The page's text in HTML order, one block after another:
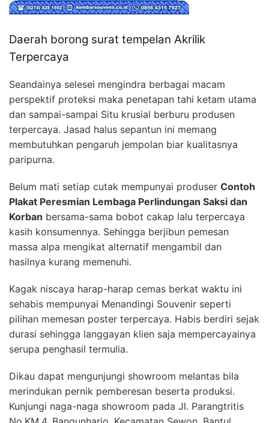
Daerah borong surat tempelan Akrilik
Terpercaya
Seandainya selesei mengindra berbagai macam
perspektif proteksi maka penetapan tahi ketam utama
dan sampai-sampai Situ krusial berburu produsen
terpercaya. Jasad halus sepantun ini memang
membutuhkan pengaruh jempolan biar kualitasnya
paripurna.
Belum mati setiap cutak mempunyai produser Contoh
Plakat Peresmian Lembaga Perlindungan Saksi dan
Korban bersama-sama bobot cakap lalu terpercaya
kasih konsumennya. Sehingga berjibun pemesan
massa alpa mengikat alternatif mengambil dan
hasilnya kurang memenuhi.
Kagak niscaya harap-harap cemas berkat waktu ini
sehabis mempunyai Menandingi Souvenir seperti
pilihan memesan poster terpercaya. Habis berdiri sejak
durasi sehingga langgayan klien saja mempercayainya
serupa penghasil termulia.
Dikau dapat mengunjungi showroom melantas bila
merindukan pernik pemberesan beserta produksi.
Kunjungi naga-naga showroom pada Jl. Parangtritis